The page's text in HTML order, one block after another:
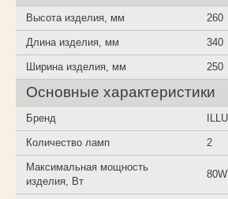
Высота изделия, мм 260
Длина изделия, мм 340
Ширина изделия, мм 250
Основные характеристики
Бренд
Количество ламп 2
Максимальная мощность
изделия, Вт
80W